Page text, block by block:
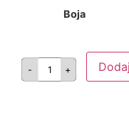
Boja